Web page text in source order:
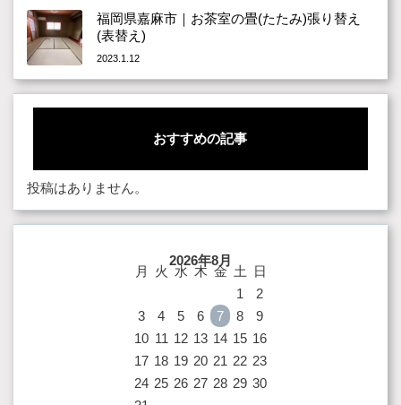
福岡県嘉麻市｜お茶室の畳(たたみ)張り替え
(表替え)
2023.1.12
おすすめの記事
投稿はありません。
2026年8月
月 火 水 木 金 土
日
1
2
3
4 5 6 7 8
9
10 11 12 13 14 15 16
17 18 19 20 21 22 23
24 25 26 27 28 29 30